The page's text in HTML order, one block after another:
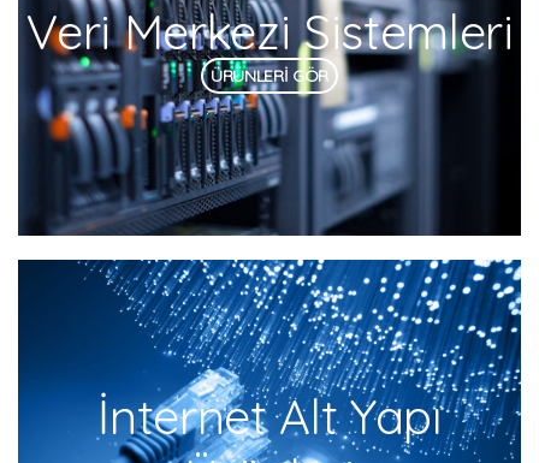
Veri Merkezi Sistemleri
ÜRÜNLERİ GÖR
İnternet Alt Yapı